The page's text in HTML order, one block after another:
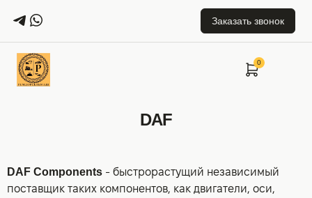
Заказать звонок
DAF
DAF Components - быстрорастущий независимый
поставщик таких компонентов, как двигатели, оси,